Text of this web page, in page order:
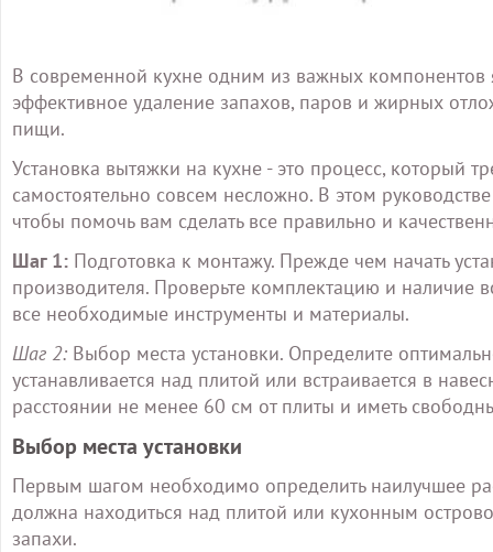
В современной кухне одним из важных компонентов
эффективное удаление запахов, паров и жирных
пищи.
Установка вытяжки на кухне - это процесс, который
самостоятельно совсем несложно. В этом
чтобы помочь вам сделать все правильно и
Шаг 1: Подготовка к монтажу. Прежде чем начать
производителя. Проверьте комплектацию и наличие
все необходимые инструменты и материалы.
Шаг 2: Выбор места установки. Определите
устанавливается над плитой или встраивается в
расстоянии не менее 60 см от плиты и иметь
Выбор места установки
Первым шагом необходимо определить наилучшее
должна находиться над плитой или кухонным
запахи.